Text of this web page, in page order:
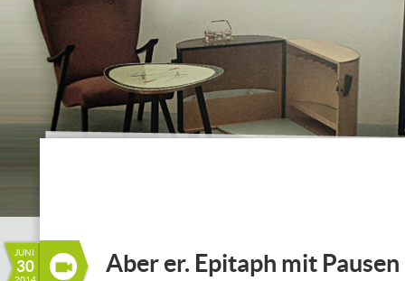
JUNI
30 Aber er. Epitaph mit Pausen